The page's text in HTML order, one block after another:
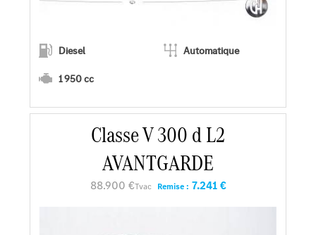
Diesel
Automatique
1 950 cc
En savoir plus
Faire un essai
Classe V 300 d L2
AVANTGARDE
88.900 €Tvac Remise : 7.241 €